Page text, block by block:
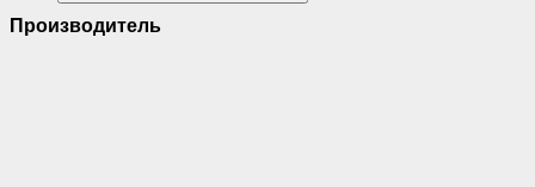
Производитель